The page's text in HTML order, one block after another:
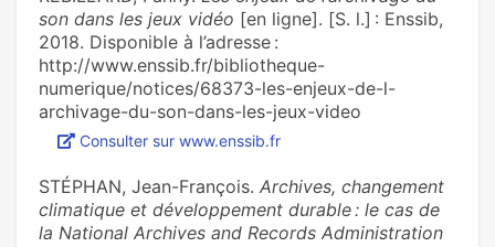
son dans les jeux vidéo [en ligne]. [S. l.] : Enssib,
2018. Disponible à l’adresse :
http://www.enssib.fr/bibliotheque-
numerique/notices/68373-les-enjeux-de-l-
archivage-du-son-dans-les-jeux-video
Consulter sur www.enssib.fr
STÉPHAN, Jean-François. Archives, changement
climatique et développement durable : le cas de
la National Archives and Records Administration